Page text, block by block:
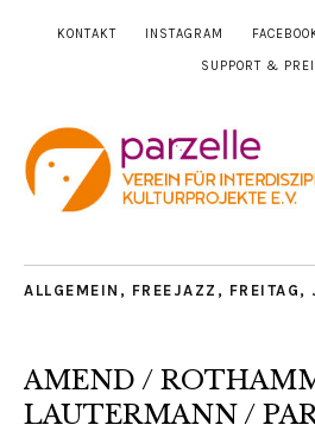
KONTAKT INSTAGRAM
SUPPORT &
ALLGEMEIN , FREEJAZZ , FREITAG ,
AMEND /
LAUTERMANN /